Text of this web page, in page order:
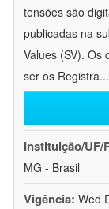
tensões são
publicadas na
Values (SV). Os
ser os Registra...
Instituição/UF/
MG - Brasil
Vigência: Wed